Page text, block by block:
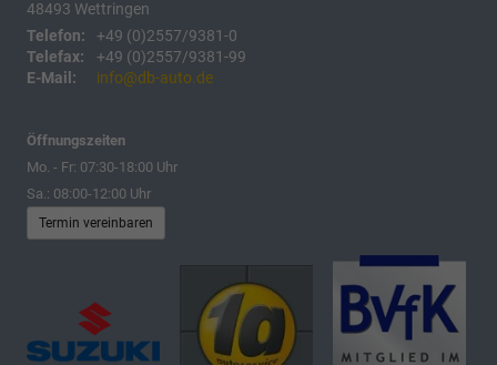
48493 Wettringen
Telefon:
+49 (0)2557/9381-0
Telefax:
+49 (0)2557/9381-99
E-Mail:
info@db-auto.de
Öffnungszeiten
Mo. - Fr: 07:30-18:00 Uhr
Sa.: 08:00-12:00 Uhr
Termin vereinbaren